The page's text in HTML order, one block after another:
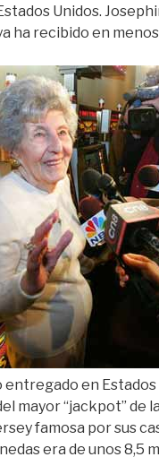
Unidos.
ha recibido en
en Estados
mayor “jackpot” de
famosa por sus
era de unos 8,5